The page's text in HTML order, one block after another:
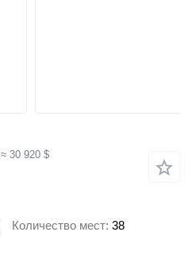
≈ 30 920 $
Количество мест 38